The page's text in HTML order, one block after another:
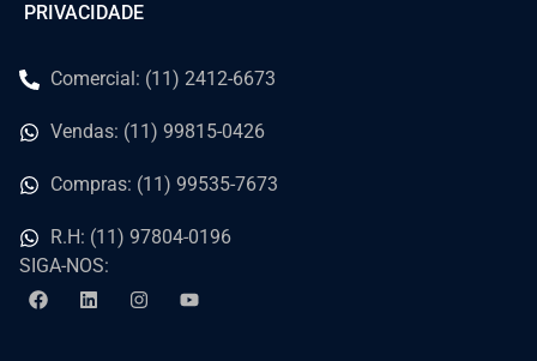
PRIVACIDADE
Comercial: (11) 2412-6673
Vendas: (11) 99815-0426
Compras: (11) 99535-7673
R.H: (11) 97804-0196
SIGA-NOS: